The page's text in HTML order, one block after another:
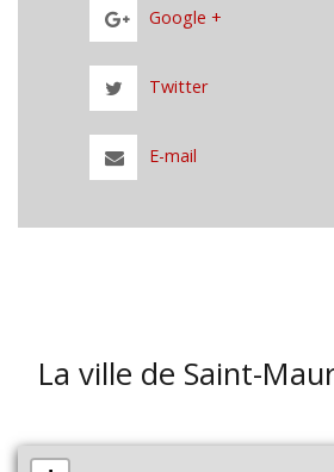
Google +
Twitter
E-mail
La ville de Saint-